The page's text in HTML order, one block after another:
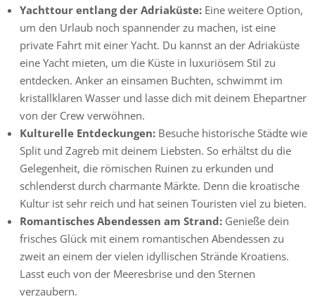
Yachttour entlang der Adriaküste: Eine weitere Option,
um den Urlaub noch spannender zu machen, ist eine
private Fahrt mit einer Yacht. Du kannst an der Adriaküste
eine Yacht mieten, um die Küste in luxuriösem Stil zu
entdecken. Anker an einsamen Buchten, schwimmt im
kristallklaren Wasser und lasse dich mit deinem Ehepartner
von der Crew verwöhnen.
Kulturelle Entdeckungen: Besuche historische Städte wie
Split und Zagreb mit deinem Liebsten. So erhältst du die
Gelegenheit, die römischen Ruinen zu erkunden und
schlenderst durch charmante Märkte. Denn die kroatische
Kultur ist sehr reich und hat seinen Touristen viel zu bieten.
Romantisches Abendessen am Strand: Genieße dein
frisches Glück mit einem romantischen Abendessen zu
zweit an einem der vielen idyllischen Strände Kroatiens.
Lasst euch von der Meeresbrise und den Sternen
verzaubern.